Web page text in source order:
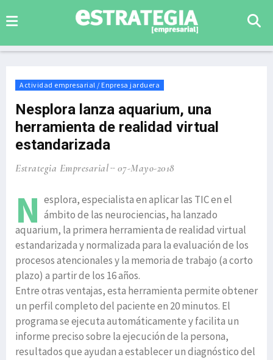
Actividad empresarial / Enpresa jarduera
Nesplora lanza aquarium, una
herramienta de realidad virtual
estandarizada
Estrategia Empresarial 07-Mayo-2018
N esplora, especialista en aplicar las TIC en el
ámbito de las neurociencias, ha lanzado
aquarium, la primera herramienta de realidad virtual
estandarizada y normalizada para la evaluación de los
procesos atencionales y la memoria de trabajo (a corto
plazo) a partir de los 16 años.
Entre otras ventajas, esta herramienta permite obtener
un perfil completo del paciente en 20 minutos. El
programa se ejecuta automáticamente y facilita un
informe preciso sobre la ejecución de la persona,
resultados que ayudan a establecer un diagnóstico del